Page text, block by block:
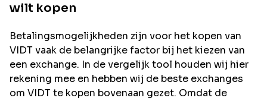
wilt kopen
Betalingsmogelijkheden zijn voor het kopen van
VIDTvaak de belangrijke factor bij het kiezen van
een exchange. In de vergelijk tool houden wij hier
rekening mee en hebben wij de beste exchanges
om VIDTte kopen bovenaan gezet. Omdat de